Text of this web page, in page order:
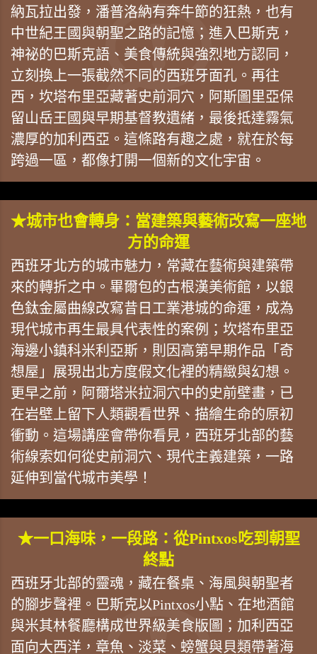
納瓦拉出發，潘普洛納有奔牛節的狂熱，也有
中世紀王國與朝聖之路的記憶；進入巴斯克，
神祕的巴斯克語、美食傳統與強烈地方認同，
立刻換上一張截然不同的西班牙面孔。再往
西，坎塔布里亞藏著史前洞穴，阿斯圖里亞保
留山岳王國與早期基督教遺緒，最後抵達霧氣
濃厚的加利西亞。這條路有趣之處，就在於每
跨過一區，都像打開一個新的文化宇宙。
★城市也會轉身：當建築與藝術改寫一座地
方的命運
西班牙北方的城市魅力，常藏在藝術與建築帶
來的轉折之中。畢爾包的古根漢美術館，以銀
色鈦金屬曲線改寫昔日工業港城的命運，成為
現代城市再生最具代表性的案例；坎塔布里亞
海邊小鎮科米利亞斯，則因高第早期作品「奇
想屋」展現出北方度假文化裡的精緻與幻想。
更早之前，阿爾塔米拉洞穴中的史前壁畫，已
在岩壁上留下人類觀看世界、描繪生命的原初
衝動。這場講座會帶你看見，西班牙北部的藝
術線索如何從史前洞穴、現代主義建築，一路
延伸到當代城市美學！
★一口海味，一段路：從Pintxos吃到朝聖
終點
西班牙北部的靈魂，藏在餐桌、海風與朝聖者
的腳步聲裡。巴斯克以Pintxos小點、在地酒館
與米其林餐廳構成世界級美食版圖；加利西亞
面向大西洋，章魚、淡菜、螃蟹與貝類帶著海